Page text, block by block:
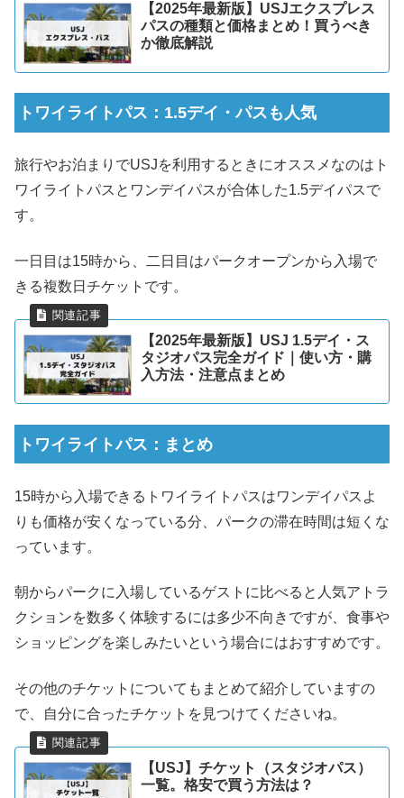
【2025年最新版】USJエクスプレス
パスの種類と価格まとめ！買うべき
か徹底解説
トワイライトパス：1.5デイ・パスも人気
旅行やお泊まりでUSJを利用するときにオススメなのはト
ワイライトパスとワンデイパスが合体した1.5デイパスで
す。
一日目は15時から、二日目はパークオープンから入場で
きる複数日チケットです。
【2025年最新版】USJ 1.5デイ・ス
タジオパス完全ガイド｜使い方・購
入方法・注意点まとめ
トワイライトパス：まとめ
15時から入場できるトワイライトパスはワンデイパスよ
りも価格が安くなっている分、パークの滞在時間は短くな
っています。
朝からパークに入場しているゲストに比べると人気アトラ
クションを数多く体験するには多少不向きですが、食事や
ショッピングを楽しみたいという場合にはおすすめです。
その他のチケットについてもまとめて紹介していますの
で、自分に合ったチケットを見つけてくださいね。
【USJ】チケット（スタジオパス）
一覧。格安で買う方法は？